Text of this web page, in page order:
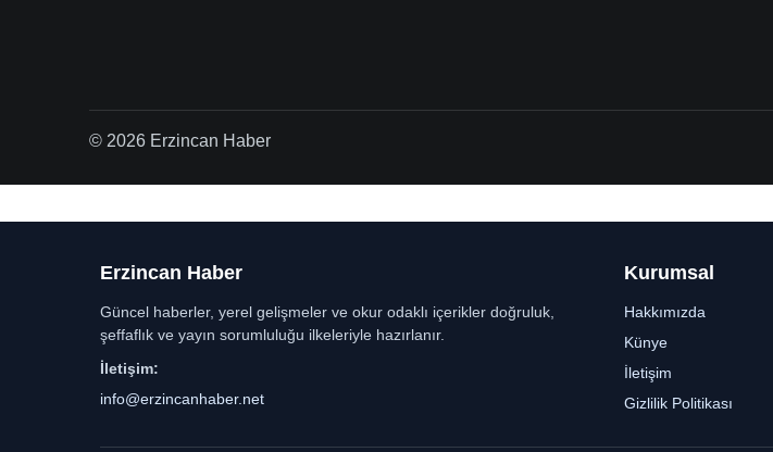
© 2026 Erzincan Haber
Erzincan Haber
Güncel haberler, yerel gelişmeler ve okur odaklı içerikler doğruluk,
şeffaflık ve yayın sorumluluğu ilkeleriyle hazırlanır.
İletişim:
info@erzincanhaber.net
Kurumsal
Hakkımızda
Künye
İletişim
Gizlilik Politikası